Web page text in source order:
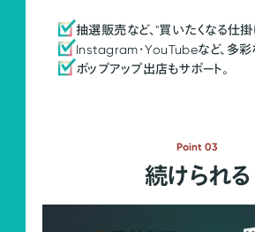
抽選販売など、"買いたくなる仕
Instagram・YouTubeなど、多彩
ポップアップ出店もサポート。
Point 03
続けられる